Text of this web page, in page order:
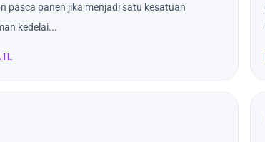
pasca panen jika menjadi satu kesatuan
kedelai...